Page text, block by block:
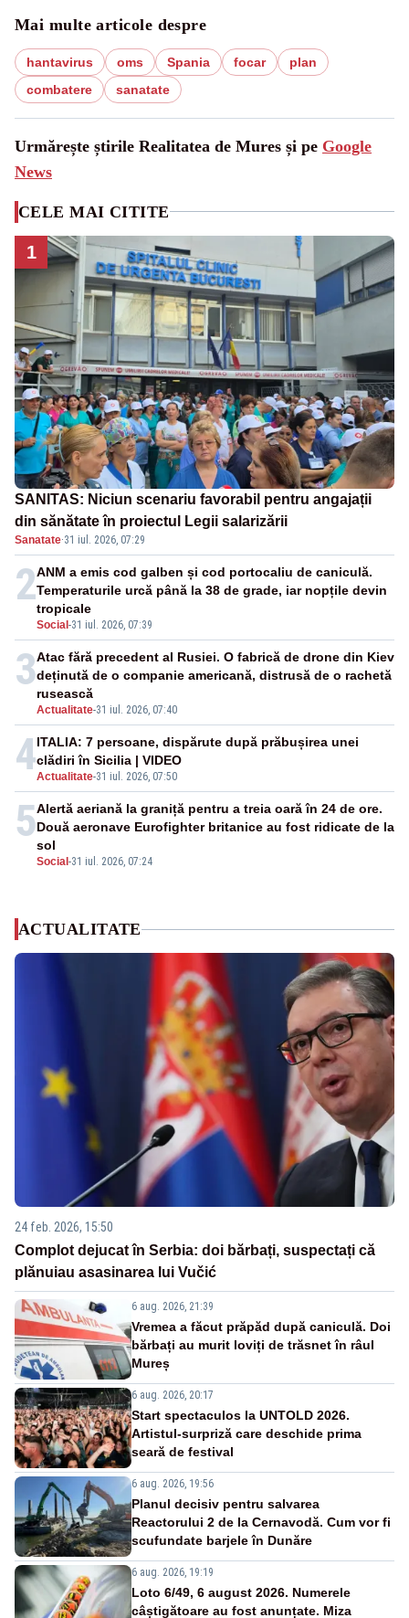
Mai multe articole despre
hantavirus oms Spania focar
plan
combatere
sanatate
Urmărește știrile Realitatea de Mures și pe Google
News
CELE MAI CITITE
1
SANITAS: Niciun scenariu favorabil pentru angajații
din sănătate în proiectul Legii salarizării
Sanatate·31 iul. 2026, 07:29
2
Social -31 iul. 2026, 07:39
ANM a emis cod galben și cod portocaliu de caniculă.
Temperaturile urcă până la 38 de grade, iar nopțile devin
tropicale
3
Actualitate-31 iul. 2026, 07:40
Atac fără precedent al Rusiei. O fabrică de drone din Kiev
deținută de o companie americană, distrusă de o rachetă
rusească
4Actualitate-31 iul. 2026, 07:50
ITALIA: 7 persoane, dispărute după prăbușirea unei
clădiri în Sicilia | VIDEO
5
Social -31 iul. 2026, 07:24
Alertă aeriană la graniță pentru a treia oară în 24 de ore.
Două aeronave Eurofighter britanice au fost ridicate de la
sol
ACTUALITATE
24 feb. 2026, 15:50
Complot dejucat în Serbia: doi bărbați, suspectați că
plănuiau asasinarea lui Vučić
6 aug. 2026, 21:39
Vremea a făcut prăpăd după caniculă. Doi
bărbați au murit loviți de trăsnet în râul
Mureș
6 aug. 2026, 20:17
Start spectaculos la UNTOLD 2026.
Artistul-surpriză care deschide prima
seară de festival
6 aug. 2026, 19:56
Planul decisiv pentru salvarea
Reactorului 2 de la Cernavodă. Cum vor fi
scufundate barjele în Dunăre
6 aug. 2026, 19:19
Loto 6/49, 6 august 2026. Numerele
câștigătoare au fost anunțate. Miza